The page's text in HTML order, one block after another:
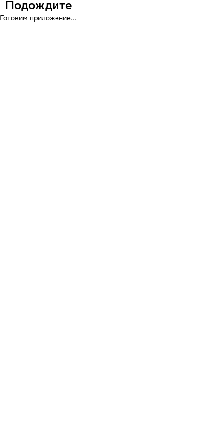
Подождите
Готовим приложение...